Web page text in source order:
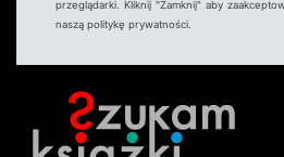
przeglądarki. Kliknij "Zamknij" aby
naszą politykę prywatności.